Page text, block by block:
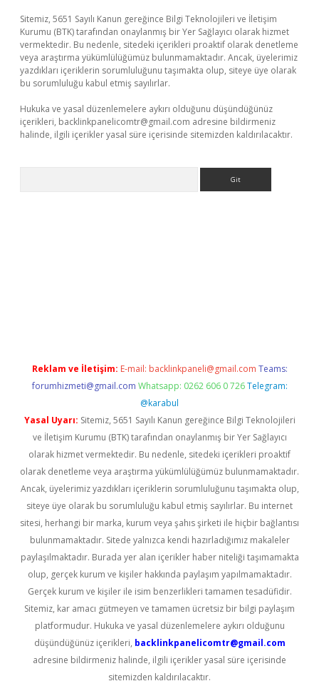
Sitemiz, 5651 Sayılı Kanun gereğince Bilgi Teknolojileri ve İletişim
Kurumu (BTK) tarafından onaylanmış bir Yer Sağlayıcı olarak hizmet
vermektedir. Bu nedenle, sitedeki içerikleri proaktif olarak denetleme
veya araştırma yükümlülüğümüz bulunmamaktadır. Ancak, üyelerimiz
yazdıkları içeriklerin sorumluluğunu taşımakta olup, siteye üye olarak
bu sorumluluğu kabul etmiş sayılırlar.
Hukuka ve yasal düzenlemelere aykırı olduğunu düşündüğünüz
içerikleri, backlinkpanelicomtr@gmail.com adresine bildirmeniz
halinde, ilgili içerikler yasal süre içerisinde sitemizden kaldırılacaktır.
Reklam ve İletişim: E-mail: backlinkpaneli@gmail.com Teams:
forumhizmeti@gmail.com Whatsapp: 0262 606 0 726 Telegram:
@karabul
Yasal Uyarı: Sitemiz, 5651 Sayılı Kanun gereğince Bilgi Teknolojileri
ve İletişim Kurumu (BTK) tarafından onaylanmış bir Yer Sağlayıcı
olarak hizmet vermektedir. Bu nedenle, sitedeki içerikleri proaktif
olarak denetleme veya araştırma yükümlülüğümüz bulunmamaktadır.
Ancak, üyelerimiz yazdıkları içeriklerin sorumluluğunu taşımakta olup,
siteye üye olarak bu sorumluluğu kabul etmiş sayılırlar. Bu internet
sitesi, herhangi bir marka, kurum veya şahıs şirketi ile hiçbir bağlantısı
bulunmamaktadır. Sitede yalnızca kendi hazırladığımız makaleler
paylaşılmaktadır. Burada yer alan içerikler haber niteliği taşımamakta
olup, gerçek kurum ve kişiler hakkında paylaşım yapılmamaktadır.
Gerçek kurum ve kişiler ile isim benzerlikleri tamamen tesadüfidir.
Sitemiz, kar amacı gütmeyen ve tamamen ücretsiz bir bilgi paylaşım
platformudur. Hukuka ve yasal düzenlemelere aykırı olduğunu
düşündüğünüz içerikleri, backlinkpanelicomtr@gmail.com
adresine bildirmeniz halinde, ilgili içerikler yasal süre içerisinde
sitemizden kaldırılacaktır.